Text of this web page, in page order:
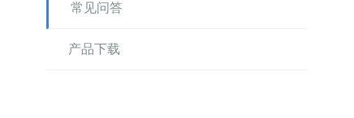
常见问答
产品下载